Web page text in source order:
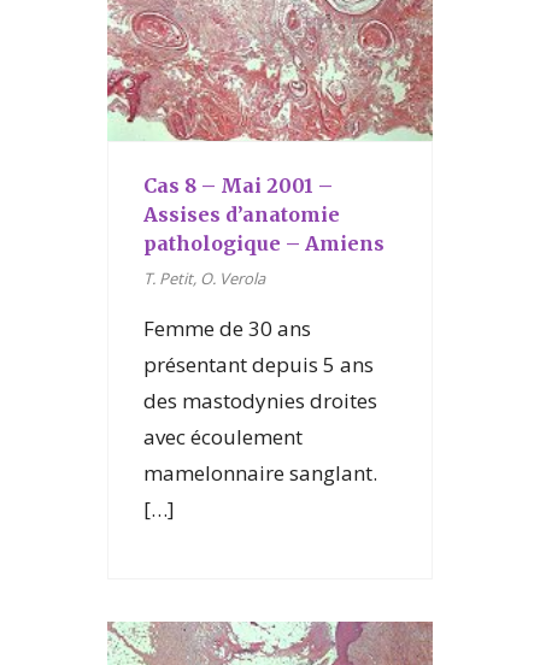
Cas 8 – Mai 2001 –
Assises d’anatomie
pathologique – Amiens
T. Petit, O. Verola
Femme de 30 ans
présentant depuis 5 ans
des mastodynies droites
avec écoulement
mamelonnaire sanglant.
[…]